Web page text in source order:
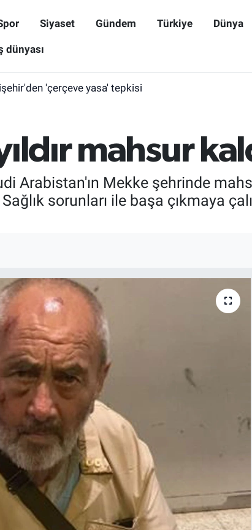
Siyaset Gündem Türkiye Dünya
dünyası
'çerçeve yasa' tepkisi
mahsur
Arabistan'ın Mekke şehrinde
sorunları ile başa çıkmaya